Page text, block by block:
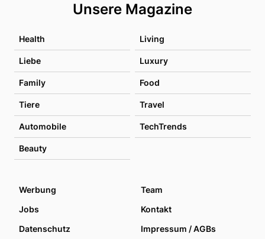
Unsere Magazine
Health Living
Liebe Luxury
Family Food
Tiere Travel
Automobile TechTrends
Beauty
Werbung
Team
Jobs
Kontakt
Datenschutz
Impressum / AGBs